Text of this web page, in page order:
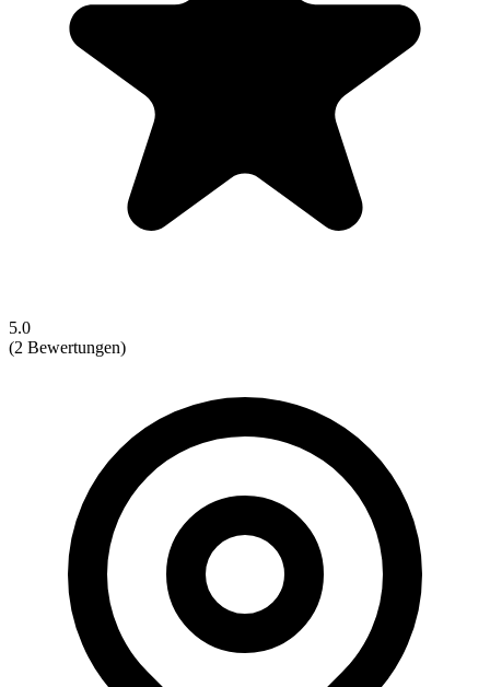
5.0
(2 Bewertungen)